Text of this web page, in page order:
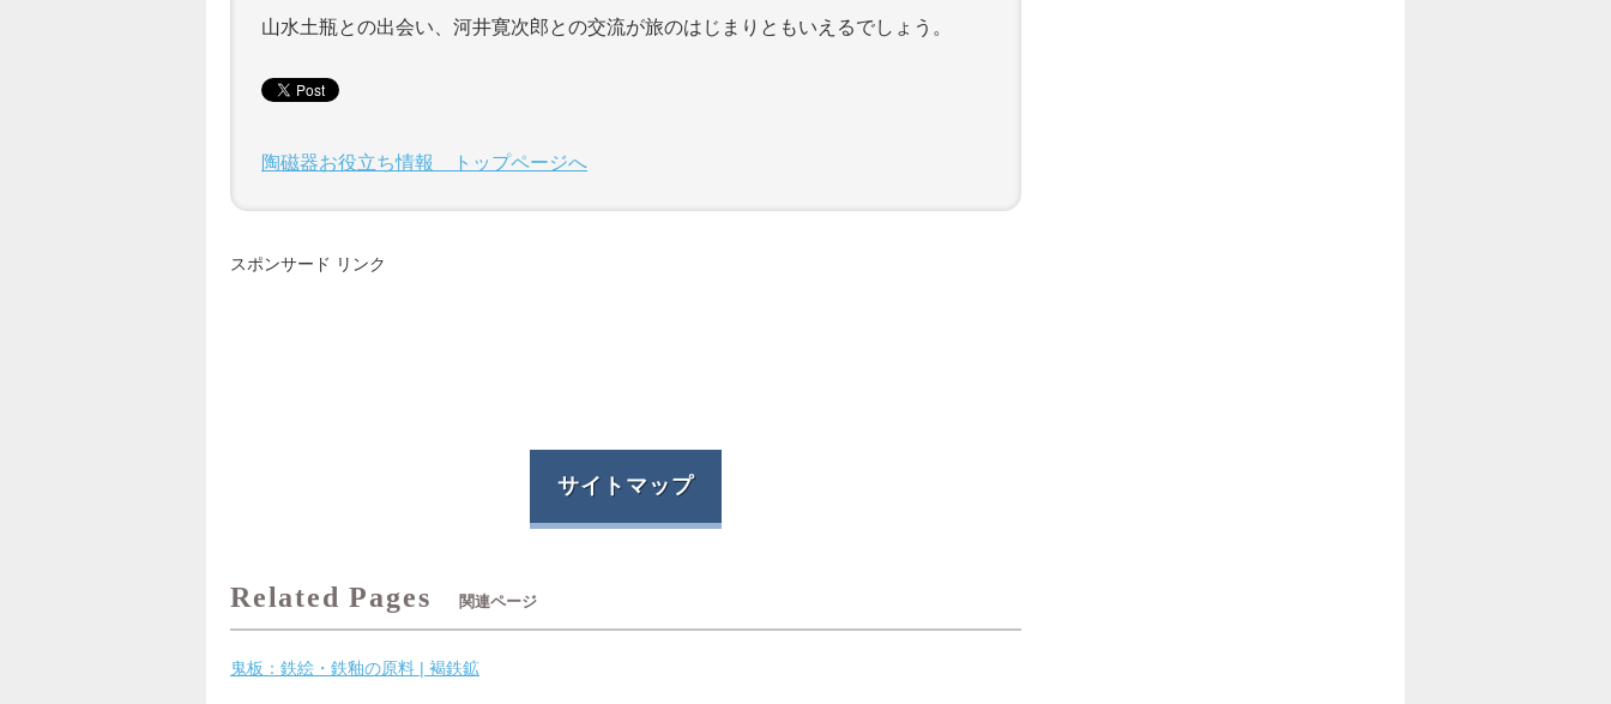
山水土瓶との出会い、河井寛次郎との交流が旅のはじまりともいえるでしょう。
陶磁器お役立ち情報 トップページへ
スポンサード リンク
サイトマップ
関連ページ
鬼板：鉄絵・鉄釉の原料 | 褐鉄鉱